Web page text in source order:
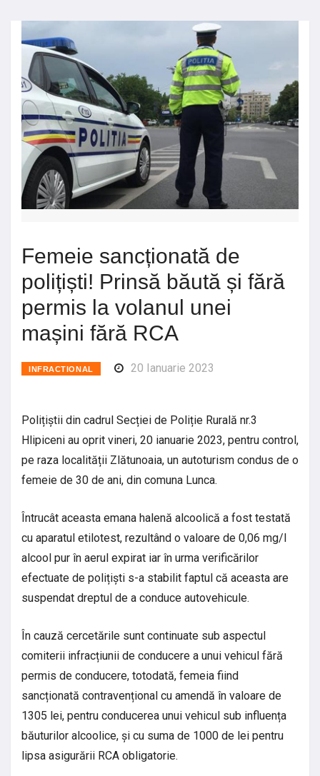
Femeie sancționată de
polițiști! Prinsă băută și fără
permis la volanul unei
mașini fără RCA
INFRACTIONAL 20 Ianuarie 2023
Polițiștii din cadrul Secției de Poliție Rurală nr.3
Hlipiceni au oprit vineri, 20 ianuarie 2023, pentru control,
pe raza localității Zlătunoaia, un autoturism condus de o
femeie de 30 de ani, din comuna Lunca.
Întrucât aceasta emana halenă alcoolică a fost testată
cu aparatul etilotest, rezultând o valoare de 0,06 mg/l
alcool pur în aerul expirat iar în urma verificărilor
efectuate de polițiști s-a stabilit faptul că aceasta are
suspendat dreptul de a conduce autovehicule.
În cauză cercetările sunt continuate sub aspectul
comiterii infracțiunii de conducere a unui vehicul fără
permis de conducere, totodată, femeia fiind
sancționată contravențional cu amendă în valoare de
1305 lei, pentru conducerea unui vehicul sub influența
băuturilor alcoolice, și cu suma de 1000 de lei pentru
lipsa asigurării RCA obligatorie.